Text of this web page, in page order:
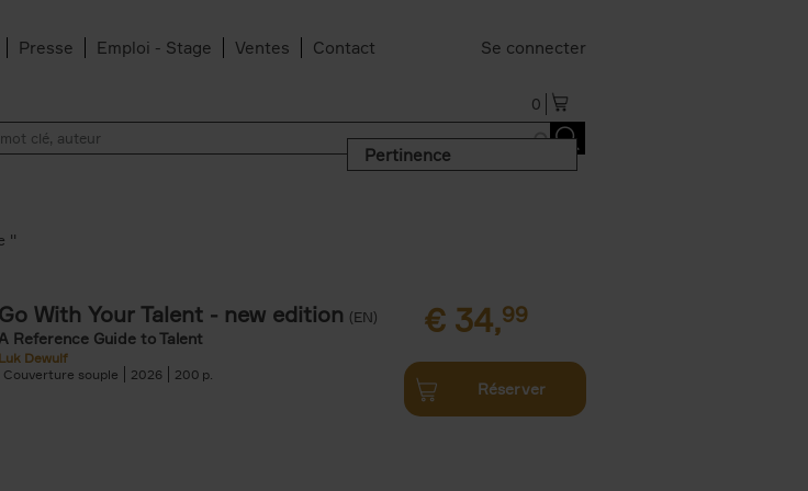
Presse Emploi - Stage Ventes Contact Se connecter
0
Pertinence
''
Go With Your Talent - new edition (EN)
A Reference Guide to Talent
Luk Dewulf
Couverture souple
2026 200
€ 34,99
Réserver